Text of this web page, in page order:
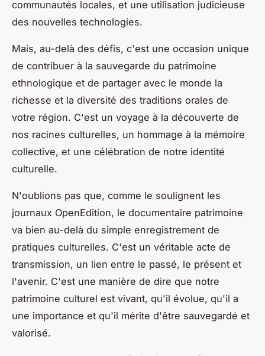
communautés locales, et une utilisation judicieuse
des nouvelles technologies.
Mais, au-delà des défis, c'est une occasion unique
de contribuer à la sauvegarde du patrimoine
ethnologique et de partager avec le monde la
richesse et la diversité des traditions orales de
votre région. C'est un voyage à la découverte de
nos racines culturelles, un hommage à la mémoire
collective, et une célébration de notre identité
culturelle.
N'oublions pas que, comme le soulignent les
journaux OpenEdition, le documentaire patrimoine
va bien au-delà du simple enregistrement de
pratiques culturelles. C'est un véritable acte de
transmission, un lien entre le passé, le présent et
l'avenir. C'est une manière de dire que notre
patrimoine culturel est vivant, qu'il évolue, qu'il a
une importance et qu'il mérite d'être sauvegardé et
valorisé.